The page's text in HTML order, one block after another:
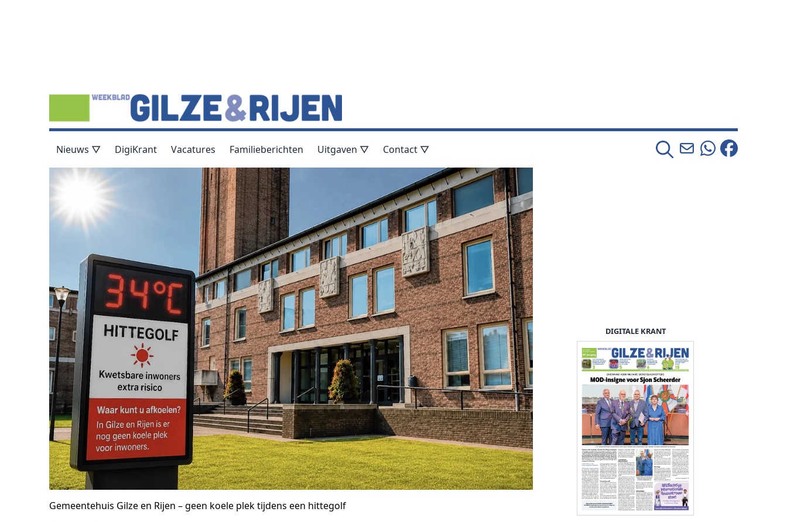
Nieuws ▽ DigiKrant Vacatures Familieberichten Uitgaven ▽ Contact ▽
Gemeentehuis Gilze en Rijen – geen koele plek tijdens een hittegolf
DIGITALE KRANT